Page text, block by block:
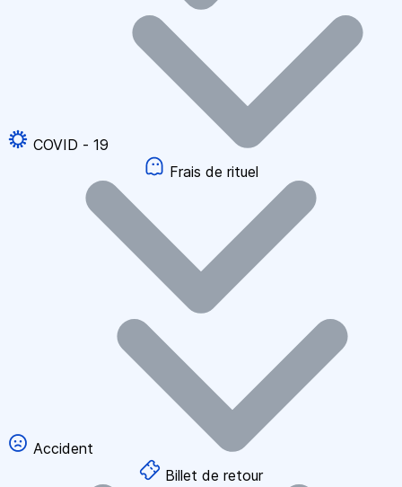
COVID - 19
Frais de rituel
Accident
Billet de retour